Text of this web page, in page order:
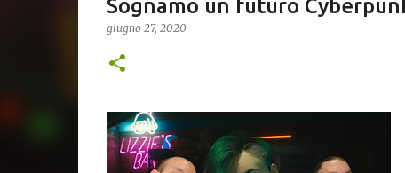
Sognamo un futuro
giugno 27, 2020